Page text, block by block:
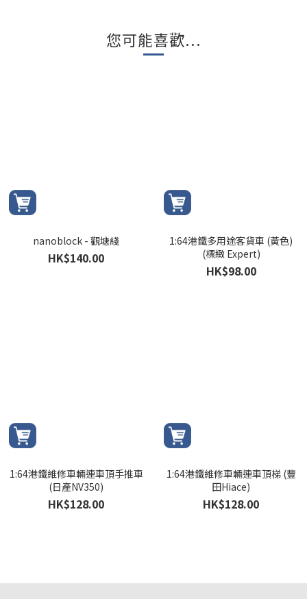
您可能喜歡...
nanoblock - 觀塘綫
HK$140.00
1:64港鐵多用途客貨車 (黃色)
(標緻 Expert)
HK$98.00
1:64港鐵維修車輛連車頂手推車
(日產NV350)
HK$128.00
1:64港鐵維修車輛連車頂梯 (豐
田Hiace)
HK$128.00